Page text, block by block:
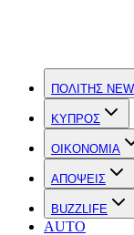
ΠΟΛΙΤΗΣ
ΚΥΠΡΟΣ
OIKONOMIA
ΑΠΟΨΕΙΣ
BUZZLIFE
AUTO